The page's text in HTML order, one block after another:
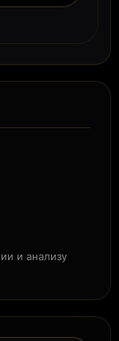
и анализу